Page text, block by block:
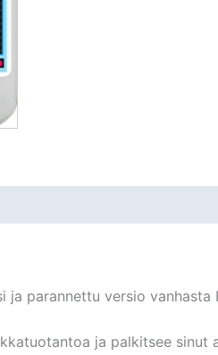
parannettu versio vanhasta
ja palkitsee sinut